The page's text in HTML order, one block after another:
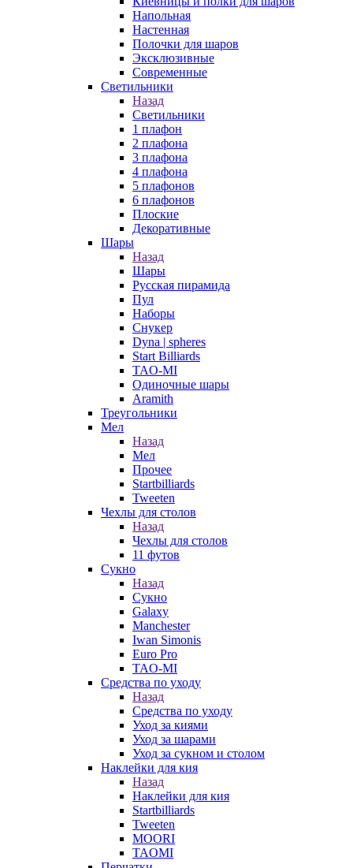
Напольная
Настенная
Полочки для шаров
Эксклюзивные
Современные
Светильники
Назад
Светильники
1 плафон
2 плафона
3 плафона
4 плафона
5 плафонов
6 плафонов
Плоские
Декоративные
Шары
Назад
Шары
Русская пирамида
Пул
Наборы
Снукер
Dyna | spheres
Start Billiards
TAO-MI
Одиночные шары
Aramith
Треугольники
Мел
Назад
Мел
Прочее
Startbilliards
Tweeten
Чехлы для столов
Назад
Чехлы для столов
11 футов
Сукно
Назад
Сукно
Galaxy
Manchester
Iwan Simonis
Euro Pro
TAO-MI
Средства по уходу
Назад
Средства по уходу
Уход за киями
Уход за шарами
Уход за сукном и столом
Наклейки для кия
Назад
Наклейки для кия
Startbilliards
Tweeten
MOORI
TAOMI